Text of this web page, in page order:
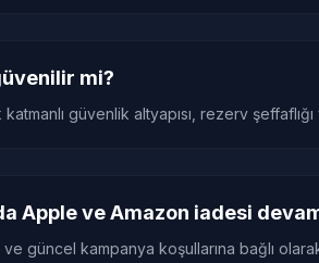
mi?
güvenlik altyapısı, rezerv
Apple ve Amazon iadesi
güncel kampanya koşullarına bağlı